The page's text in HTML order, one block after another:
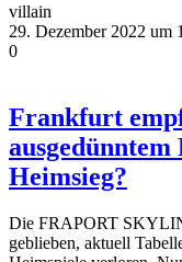
villain
29. Dezember 2022 um
0
Frankfurt
Heimsieg?
Die FRAPORT
geblieben, aktuell